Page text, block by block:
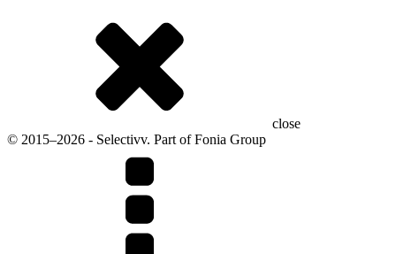
close
© 2015–2026 - Selectivv. Part of Fonia Group